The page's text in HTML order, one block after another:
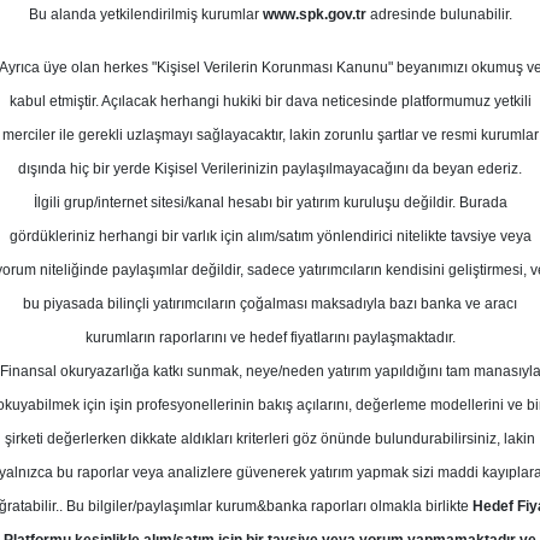
2025
Potansiyeli
Kurum Sayısı
5
4
Çarşamba, 24 Aralık 2025
Hedef Fiyat
TABGD - TAB Gıda için hedef
tavsiyesini "endekse paralel
Bu alanda yetkilendirilmiş kurumlar www.spk.gov.tradresinde bulunabilir.
Ayrıca üye olan herkes "Kişisel Verilerin Korunması Kanunu" beyanımızı okumuş ve
kabul etmiştir. Açılacak herhangi hukiki bir dava neticesinde platformumuz yetkili
merciler ile gerekli uzlaşmayı sağlayacaktır, lakin zorunlu şartlar ve resmi kurumlar
dışında hiç bir yerde Kişisel Verilerinizin paylaşılmayacağını da beyan ederiz.
İlgili grup/internet sitesi/kanal hesabı bir yatırım kuruluşu değildir. Burada
gördükleriniz herhangi bir varlık için alım/satım yönlendirici nitelikte tavsiye veya
niteliğinde paylaşımlar değildir, sadece yatırımcıların kendisini geliştirmesi,
bu piyasada bilinçli yatırımcıların çoğalması maksadıyla bazı banka ve aracı
kurumların raporlarını ve hedef fiyatlarını paylaşmaktadır.
Finansal okuryazarlığa katkı sunmak, neye/neden yatırım yapıldığını tam manasıyla
için işin profesyonellerinin bakış açılarını, değerleme modellerini ve
şirketi değerlerken dikkate aldıkları kriterleri göz önünde bulundurabilirsiniz, lakin
yalnızca bu raporlar veya analizlere güvenerek yatırım yapmak sizi maddi
Bu bilgiler/paylaşımlar kurum&banka raporları olmakla birlikte Hedef